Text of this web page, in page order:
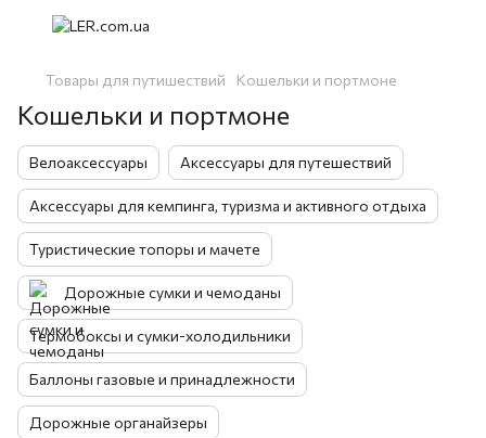
Товары для путишествий Кошельки и портмоне
Кошельки и портмоне
Велоаксессуары Аксессуары для путешествий
Аксессуары для кемпинга, туризма и активного отдыха
Туристические топоры и мачете
Дорожные сумки и чемоданы
Термобоксы и сумки-холодильники
Баллоны газовые и принадлежности
Дорожные органайзеры